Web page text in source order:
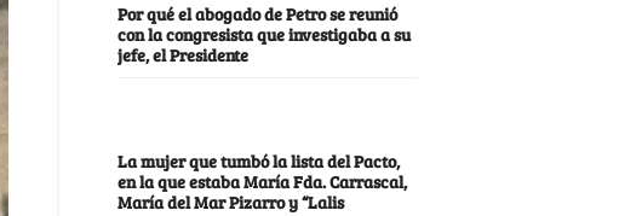
Por qué el abogado de Petro se reunió
con la congresista que investigaba a su
jefe, el Presidente
La mujer que tumbó la lista del Pacto,
en la que estaba María Fda. Carrascal,
María del Mar Pizarro y “Lalis